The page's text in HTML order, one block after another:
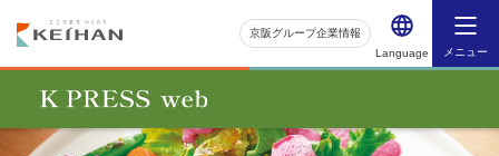
Language メニュー
京阪グループ企業情報